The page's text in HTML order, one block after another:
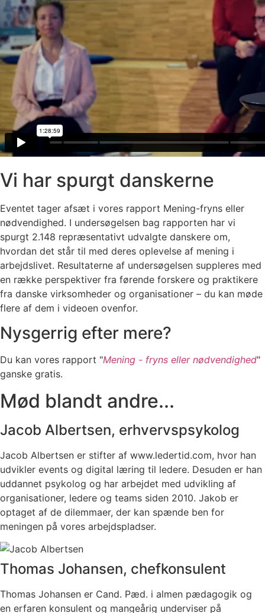
Vi har spurgt danskerne
Eventet tager afsæt i vores rapport Mening-fryns eller
nødvendighed. I undersøgelsen bag rapporten har vi
spurgt 2.148 repræsentativt udvalgte danskere om,
hvordan det står til med deres oplevelse af mening i
arbejdslivet. Resultaterne af undersøgelsen suppleres med
en række perspektiver fra førende forskere og praktikere
fra danske virksomheder og organisationer – du kan møde
flere af dem i videoen ovenfor.
Nysgerrig efter mere?
Du kan vores rapport "Mening - fryns eller nødvendighed"
ganske gratis.
Mød blandt andre...
Jacob Albertsen, erhvervspsykolog
Jacob Albertsen er stifter af www.ledertid.com, hvor han
udvikler events og digital læring til ledere. Desuden er han
uddannet psykolog og har arbejdet med udvikling af
organisationer, ledere og teams siden 2010. Jakob er
optaget af de dilemmaer, der kan spænde ben for
meningen på vores arbejdspladser.
Thomas Johansen, chefkonsulent
Thomas Johansen er Cand. Pæd. i almen pædagogik og
en erfaren konsulent og mangeårig underviser på